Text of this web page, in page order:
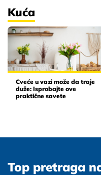
Kuća
Cveće u vazi može da traje
duže: Isprobajte ove
praktične savete
Top pretraga